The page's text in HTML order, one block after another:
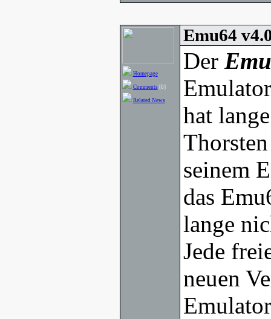
Homepage
Comments [0]
Related News
Emu64
Der
hat
seinem
das
lange
Jede
neuen